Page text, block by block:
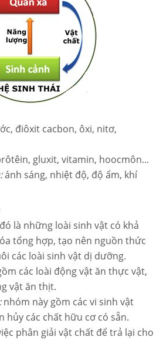
điôxit cacbon, ôxi, nitơ,
gluxit, vitamin, hoocmôn...
ánh sáng, nhiệt độ, độ ẩm, khí
đó là những loài sinh vật có khả
tổng hợp, tạo nên nguồn thức
các loài sinh vật dị dưỡng.
các loài động vật ăn thực vật,
vật ăn thịt.
nhóm này gồm các vi sinh vật
hủy các chất hữu cơ có sẵn.
phân giải vật chất để trả lại cho